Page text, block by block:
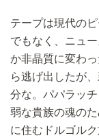
テープは現代の
でもなく、ニュ
か非晶質に変わ
ら逃げ出したが
分な。パパラッ
弱な貴族の魂の
に住むドルゴル